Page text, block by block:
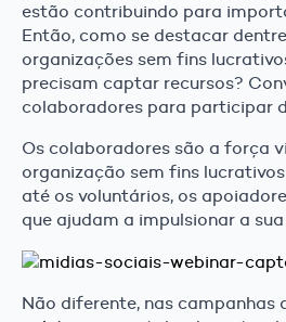
estão contribuindo para
Então, como se destacar
organizações sem fins
precisam captar recursos?
colaboradores para participar
Os colaboradores são a força
organização sem fins
até os voluntários, os
que ajudam a impulsionar a
Não diferente, nas campanhas